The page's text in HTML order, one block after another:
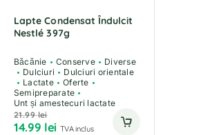
Lapte Condensat Îndulcit
Nestlé 397g
Băcănie Conserve
Diverse
Dulciuri
Dulciuri orientale
Lactate
Oferte
Semipreparate
Unt și amestecuri lactate
21.99lei
14.99 lei TVA inclus